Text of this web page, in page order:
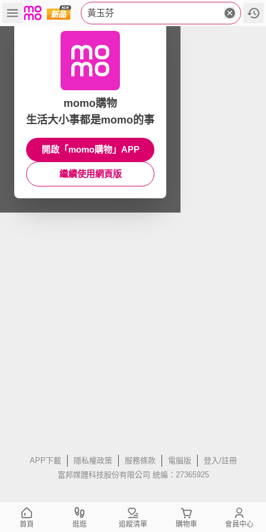
黃玉芬
APP下載 隱私權政策 服務條款 電腦版
登入/註冊
富邦媒體科技股份有限公司 統編：27365925
momo購物
生活大小事都是momo的事
開啟「momo購物」APP
繼續使用網頁版
首頁 逛逛 追蹤清單 購物車 會員中心